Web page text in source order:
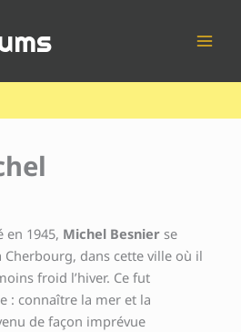
en 1945, Michel Besnier se
Cherbourg, dans cette ville où il
froid l’hiver. Ce fut
: connaître la mer et la
de façon imprévue